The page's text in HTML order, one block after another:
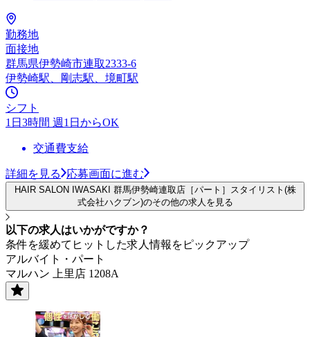
勤務地
面接地
群馬県伊勢崎市連取2333-6
伊勢崎駅、剛志駅、境町駅
シフト
1日3時間 週1日からOK
交通費支給
詳細を見る 応募画面に進む
HAIR SALON IWASAKI 群馬伊勢崎連取店［パート］スタイリスト(株
式会社ハクブン)のその他の求人を見る
以下の求人はいかがですか？
条件を緩めてヒットした求人情報をピックアップ
アルバイト・パート
マルハン 上里店 1208A